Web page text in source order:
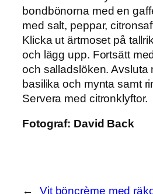
bondbönorna med en
med salt, peppar,
Klicka ut ärtmoset på
och lägg upp. Fortsätt
och salladslöken. Avsluta
basilika och mynta samt
Servera med citronklyftor.
Fotograf: David Back
← Vit böncrème med